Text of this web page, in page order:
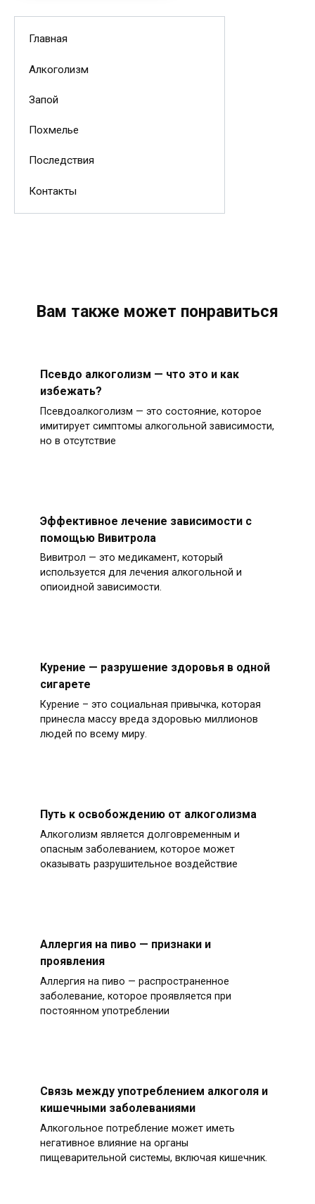
Главная
Алкоголизм
Запой
Похмелье
Последствия
Контакты
Вам также может понравиться
Псевдо алкоголизм — что это и как
избежать?
Псевдоалкоголизм — это состояние, которое
имитирует симптомы алкогольной зависимости,
но в отсутствие
Эффективное лечение зависимости с
помощью Вивитрола
Вивитрол — это медикамент, который
используется для лечения алкогольной и
опиоидной зависимости.
Курение — разрушение здоровья в одной
сигарете
Курение – это социальная привычка, которая
принесла массу вреда здоровью миллионов
людей по всему миру.
Путь к освобождению от алкоголизма
Алкоголизм является долговременным и
опасным заболеванием, которое может
оказывать разрушительное воздействие
Аллергия на пиво — признаки и
проявления
Аллергия на пиво — распространенное
заболевание, которое проявляется при
постоянном употреблении
Связь между употреблением алкоголя и
кишечными заболеваниями
Алкогольное потребление может иметь
негативное влияние на органы
пищеварительной системы, включая кишечник.